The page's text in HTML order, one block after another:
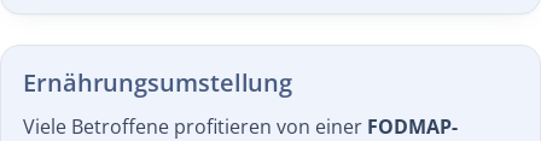
Ernährungs­umstellung
Viele Betroffene profitieren von einer FODMAP-